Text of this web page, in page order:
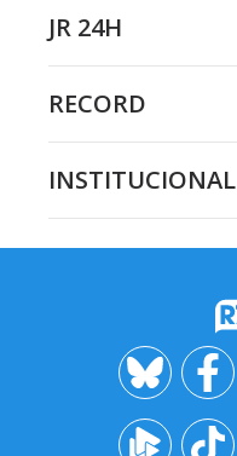
JR 24H
RECORD
INSTITUCIONAL